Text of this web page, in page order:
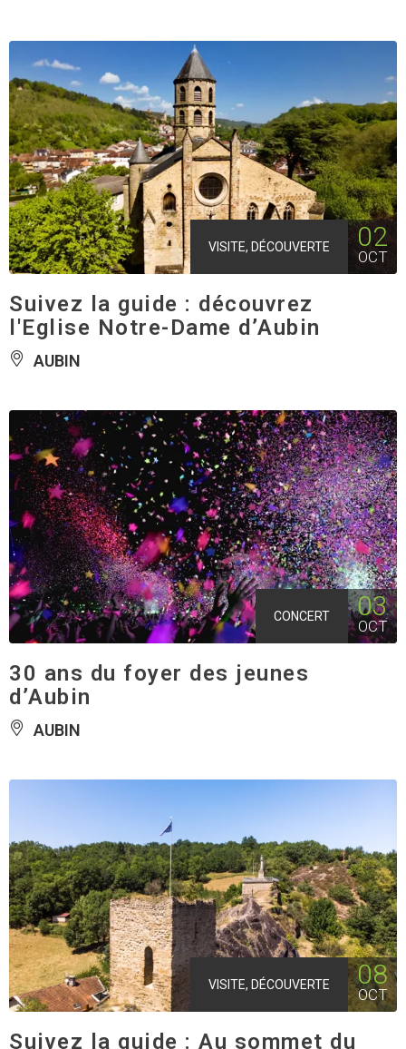
VISITE, DÉCOUVERTE 02
OCT
Suivez la guide : découvrez
l'Eglise Notre-Dame d’Aubin
AUBIN
CONCERT 03
OCT
30 ans du foyer des jeunes
d’Aubin
AUBIN
VISITE, DÉCOUVERTE 08
OCT
Suivez la guide : Au sommet du